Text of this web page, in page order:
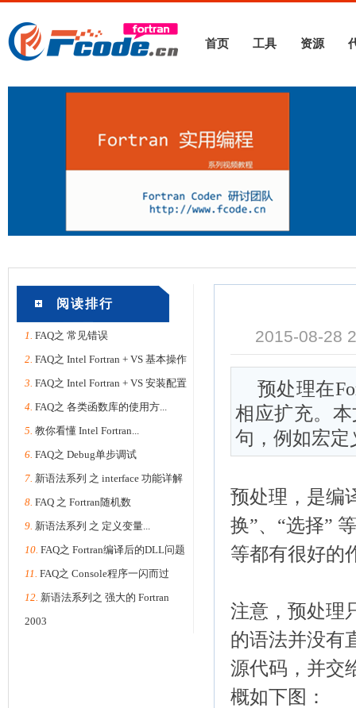
首页 工具 资源
阅读排行
1. FAQ之 常见错误
2. FAQ之 Intel Fortran + VS 基本操作
3. FAQ之 Intel Fortran + VS 安装配置
4. FAQ之 各类函数库的使用方...
5. 教你看懂 Intel Fortran...
6. FAQ之 Debug单步调试
7. 新语法系列 之 interface 功能详解
8. FAQ 之 Fortran随机数
9. 新语法系列 之 定义变量...
10. FAQ之 Fortran编译后的DLL问题
11. FAQ之 Console程序一闪而过
12. 新语法系列之 强大的 Fortran
2003
2015-08-28
预处理在
相应扩充。
句，例如宏定
预处理，是编
换”、“选择”
等都有很好的
注意，预处理
的语法并没有
源代码，并交
概如下图：